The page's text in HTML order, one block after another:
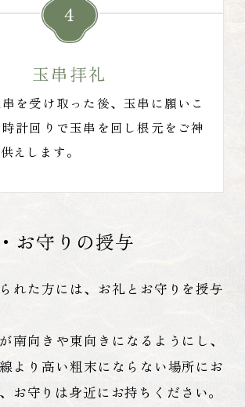
4
玉串拝礼
を受け取った後、玉串に願いこ
計回りで玉串を回し根元をご神
えします。
お守りの授与
れた方には、お礼とお守りを授与
南向きや東向きになるようにし、
より高い粗末にならない場所にお
お守りは身近にお持ちください。